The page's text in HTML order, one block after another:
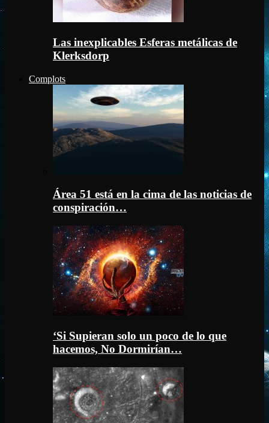
Las inexplicables Esferas metálicas de
Klerksdorp
Complots
Área 51 está en la cima de las noticias de
conspiración…
‘Si Supieran solo un poco de lo que
hacemos, No Dormirían…